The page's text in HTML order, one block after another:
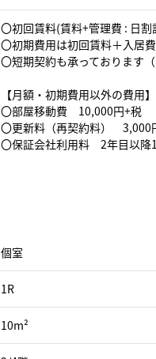
〇初回賃料(賃料+管理費 : 日割
〇初期費用は初回賃料＋入居費
〇短期契約も承っております（
【月額・初期費用以外の費用】
〇部屋移動費 10,000円+税
〇更新料（再契約料） 3,000
〇保証会社利用料 2年目以降
個室
1R
10m²